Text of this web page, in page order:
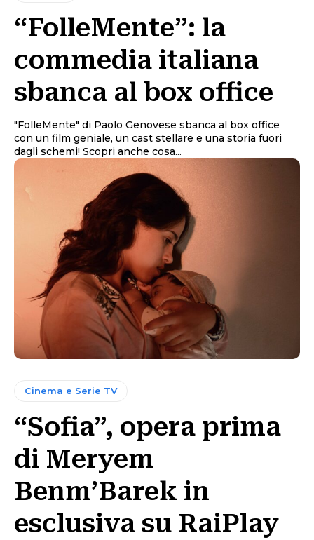
“FolleMente”: la
commedia italiana
sbanca al box office
"FolleMente" di Paolo Genovese sbanca al box office
con un film geniale, un cast stellare e una storia fuori
dagli schemi! Scopri anche cosa...
Cinema e Serie TV
“Sofia”, opera prima
di Meryem
Benm’Barek in
esclusiva su RaiPlay